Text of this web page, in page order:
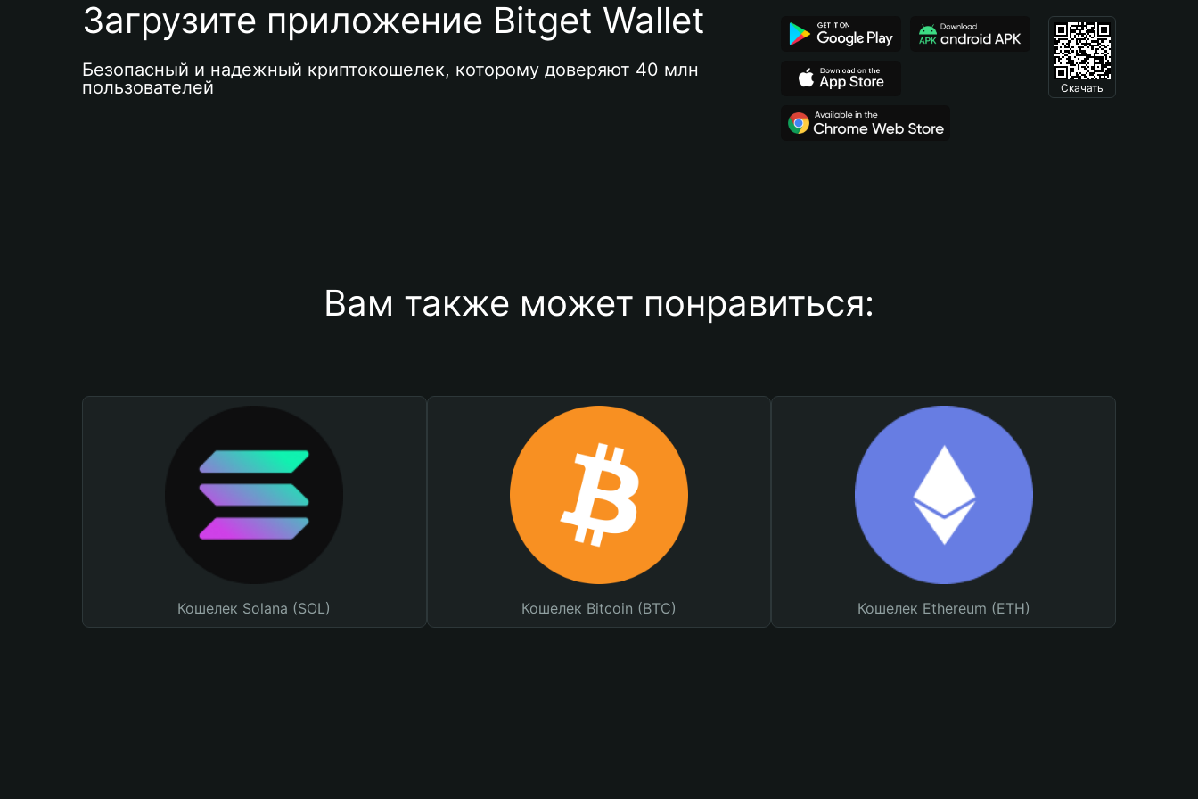
Загрузите приложение Bitget Wallet
Безопасный и надежный криптокошелек, которому доверяют 40 млн
пользователей
Скачать
Вам также может понравиться:
Кошелек Solana (SOL) Кошелек Bitcoin (BTC) Кошелек Ethereum (ETH)